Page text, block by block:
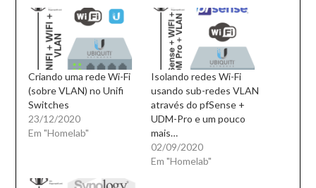
Criando uma rede Wi-Fi
(sobre VLAN) no Unifi
Switches
23/12/2020
Em "Homelab"
Isolando redes Wi-Fi
usando sub-redes VLAN
através do pfSense +
UDM-Pro e um pouco
mais…
02/09/2020
Em "Homelab"